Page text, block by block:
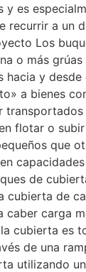
es
recurrir a un
Los
o más
hacia y desde
a bienes
flotar o
que
de
cubierta de
caber carga
cubierta es
de una
utilizando